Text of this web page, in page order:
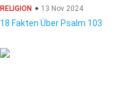
RELIGION 13 Nov 2024
18 Fakten Über Psalm 103